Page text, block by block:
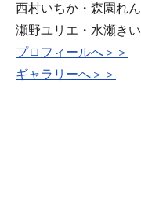
西村いちか・森園れん
瀬野ユリエ・水瀬きい
プロフィールへ＞＞
ギャラリーへ＞＞